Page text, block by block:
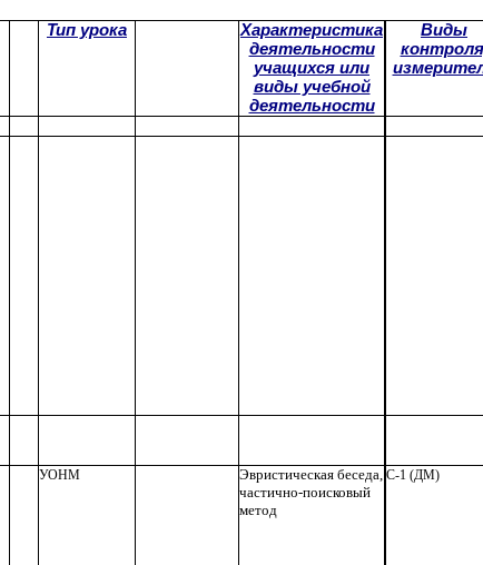
Тип урока
Характеристика
деятельности
учащихся или
виды учебной
деятельности
Виды
УОНМ
Эвристическая беседа,
частично-поисковый
метод
С-1 (ДМ)